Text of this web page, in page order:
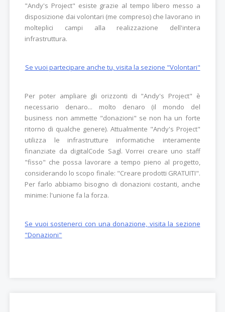
"Andy's Project" esiste grazie al tempo libero messo a
disposizione dai volontari (me compreso) che lavorano in
molteplici campi alla realizzazione dell'intera
infrastruttura.
Se vuoi partecipare anche tu, visita la sezione "Volontari"
Per poter ampliare gli orizzonti di "Andy's Project" è
necessario denaro... molto denaro (il mondo del
business non ammette "donazioni" se non ha un forte
ritorno di qualche genere). Attualmente "Andy's Project"
utilizza le infrastrutture informatiche interamente
finanziate da digitalCode Sagl. Vorrei creare uno staff
"fisso" che possa lavorare a tempo pieno al progetto,
considerando lo scopo finale: "Creare prodotti GRATUITI".
Per farlo abbiamo bisogno di donazioni costanti, anche
minime: l'unione fa la forza.
Se vuoi sostenerci con una donazione, visita la sezione
"Donazioni"